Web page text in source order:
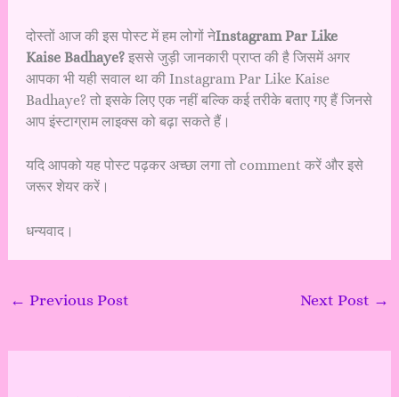
दोस्तों आज की इस पोस्ट में हम लोगों नेInstagram Par Like
Kaise Badhaye?इससे जुड़ी जानकारी प्राप्त की है जिसमें अगर
आपका भी यही सवाल था की Instagram Par Like Kaise
Badhaye? तो इसके लिए एक नहीं बल्कि कई तरीके बताए गए हैं जिनसे
आप इंस्टाग्राम लाइक्स को बढ़ा सकते हैं।
यदि आपको यह पोस्ट पढ़कर अच्छा लगा तो comment करें और इसे
जरूर शेयर करें।
धन्यवाद।
← Previous Post Next Post →